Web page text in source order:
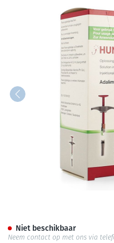
Niet beschikbaar
Neem contact op met ons via